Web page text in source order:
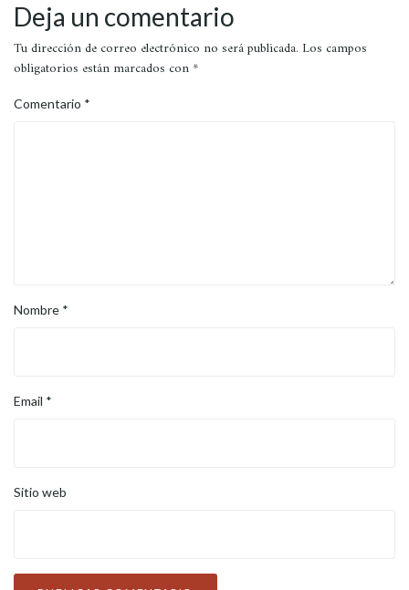
Deja un comentario
Tu dirección de correo electrónico no será publicada. Los campos
obligatorios están marcados con *
Comentario *
Nombre *
Email *
Sitio web